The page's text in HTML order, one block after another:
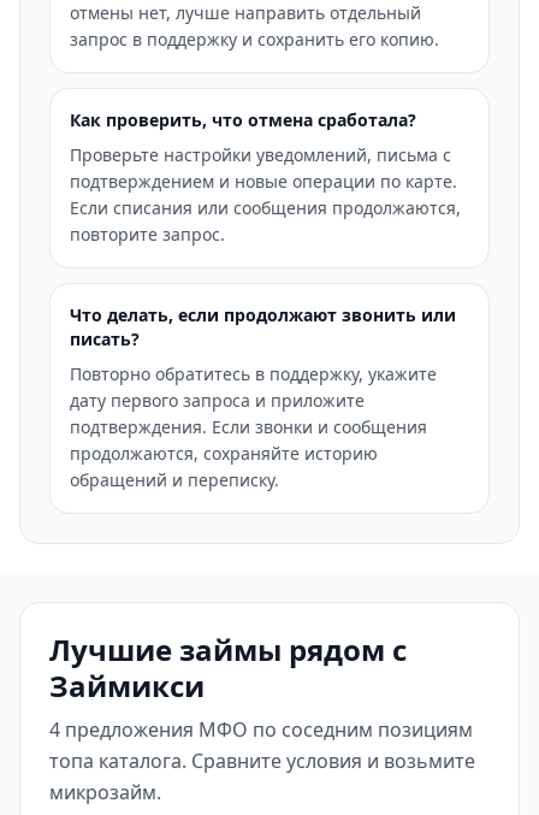
отмены нет, лучше направить отдельный
запрос в поддержку и сохранить его копию.
Как проверить, что отмена сработала?
Проверьте настройки уведомлений, письма с
подтверждением и новые операции по карте.
Если списания или сообщения продолжаются,
повторите запрос.
Что делать, если продолжают звонить или
писать?
Повторно обратитесь в поддержку, укажите
дату первого запроса и приложите
подтверждения. Если звонки и сообщения
продолжаются, сохраняйте историю
обращений и переписку.
Лучшие займы рядом с
Займикси
4 предложения МФО по соседним позициям
топа каталога. Сравните условия и возьмите
микрозайм.